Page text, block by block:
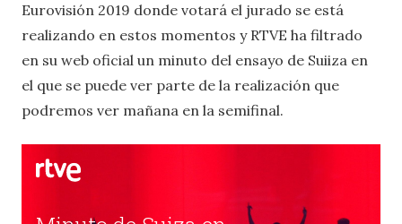
Eurovisión 2019 donde votará el jurado se está
realizando en estos momentos y RTVE ha filtrado
en su web oficial un minuto del ensayo de Suiiza en
el que se puede ver parte de la realización que
podremos ver mañana en la semifinal.